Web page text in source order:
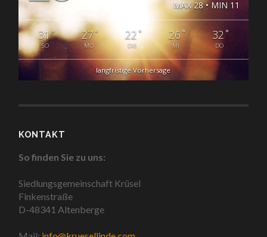
MAX 28 • MIN 11
31°
SO
27°
MO
22 °
DIE
26°
MI
32 °
DO
langfristige Vorhersage
KONTAKT
So finden Sie zu uns:
Siedlungsgemeinschaft Krüsel
Finkenstraße
D-48341 Altenberge